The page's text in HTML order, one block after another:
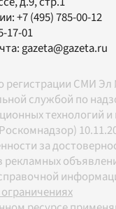
+7 (495) 785-00-12
17-01
gazeta@gazeta.ru
регистрации СМИ
службой по
технологий
за